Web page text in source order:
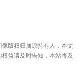
版权归属原持有人，本文
益请及时告知，本站将及